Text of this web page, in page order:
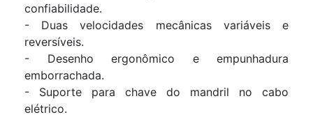
confiabilidade.
- Duas velocidades mecânicas variáveis e
reversíveis.
- Desenho ergonômico e empunhadura
emborrachada.
- Suporte para chave do mandril no cabo
elétrico.